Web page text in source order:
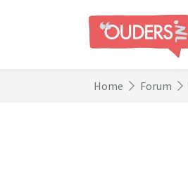
Home Forum